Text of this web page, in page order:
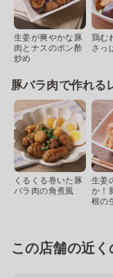
生姜が爽やかな豚
肉とナスのポン酢
炒め
鶏む
さっ
豚バラ肉で作れる
くるくる巻いた豚
バラ肉の角煮風
生姜
か！
根の
この店舗の近く